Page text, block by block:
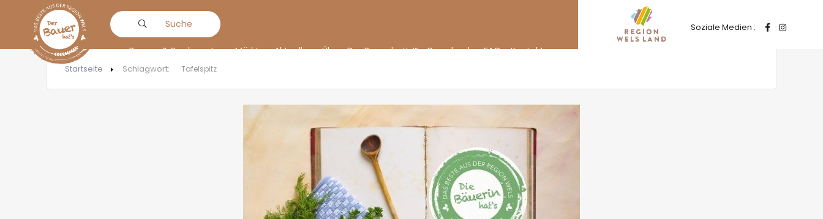
Suche Soziale Medien :
Bauern & Produzenten Märkte Aktuelles Über „Der Bauer hat’s!“ Downloads FAQ Kontakt
Startseite Schlagwort: Tafelspitz